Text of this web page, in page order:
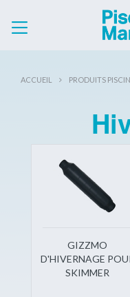
ACCUEIL PRODUITS
GIZZMO
D'HIVERNAGE
SKIMMER